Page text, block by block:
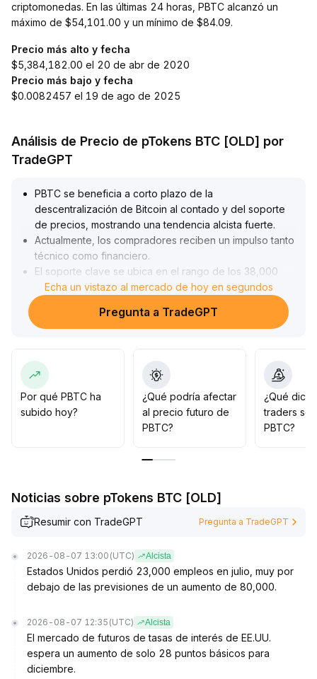
criptomonedas. En las últimas 24 horas, PBTC alcanzó un
máximo de $54,101.00 y un mínimo de $84.09.
Precio más alto y fecha
$5,384,182.00 el 20 de abr de 2020
Precio más bajo y fecha
$0.0082457 el 19 de ago de 2025
Análisis de Precio de pTokens BTC [OLD] por
TradeGPT
PBTC se beneficia a corto plazo de la
descentralización de Bitcoin al contado y del soporte
de precios, mostrando una tendencia alcista fuerte.
Actualmente, los compradores reciben un impulso tanto
técnico como financiero.
El soporte clave se ubica en el rango de los 38,000
dólares; si se mantiene por encima de este nivel, existe
potencial para alcanzar máximos anteriores (42,000-
43,500 dólares) .
liquidez, ya que la volatilidad a corto plazo podría
aumentar debido a cambios en los flujos de fondos.
Recomendación estratégica: mantener posiciones en la
zona de soporte o comprar durante las caídas; los
inversores agresivos pueden participar
estableciendo el stop-loss clave por debajo de 37,000
al valor de la configuración, diversificando
adecuadamente las posiciones para hacer frente a la
Echa un vistazo al mercado de hoy en segundos
Pregunta a TradeGPT
Por qué PBTC ha
subido hoy?
¿Qué podría afectar
al precio futuro de
PBTC?
¿Qué
traders
PBTC?
Noticias sobre pTokens BTC [OLD]
Resumir con TradeGPT Pregunta a TradeGPT
2026-08-07 13:00 (UTC) Alcista
Estados Unidos perdió 23,000 empleos en julio, muy por
debajo de las previsiones de un aumento de 80,000.
2026-08-07 12:35 (UTC) Alcista
El mercado de futuros de tasas de interés de EE.UU.
espera un aumento de solo 28 puntos básicos para
diciembre.